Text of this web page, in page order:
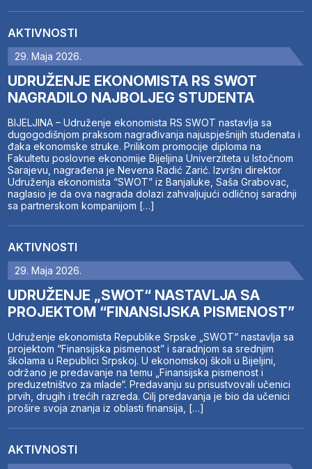
AKTIVNOSTI
29. Maja 2026.
UDRUŽENJE EKONOMISTA RS SWOT
NAGRADILO NAJBOLJEG STUDENTA
BIJELJINA – Udruženje ekonomista RS SWOT nastavlja sa
dugogodišnjom praksom nagrađivanja najuspješnijih studenata i
đaka ekonomske struke. Prilikom promocije diploma na
Fakultetu poslovne ekonomije Bijeljina Univerziteta u Istočnom
Sarajevu, nagrađena je Nevena Radić Zarić. Izvršni direktor
Udruženja ekonomista “SWOT” iz Banjaluke, Saša Grabovac,
naglasio je da ova nagrada dolazi zahvaljujući odličnoj saradnji
sa partnerskom kompanijom […]
AKTIVNOSTI
29. Maja 2026.
UDRUŽENJE „SWOT“ NASTAVLJA SA
PROJEKTOM “FINANSIJSKA PISMENOST”
Udruženje ekonomista Republike Srpske „SWOT“ nastavlja sa
projektom “Finansijska pismenost” i saradnjom sa srednjim
školama u Republici Srpskoj. U ekonomskoj školi u Bijeljini,
održano je predavanje na temu „Finansijska pismenost i
preduzetništvo za mlade“. Predavanju su prisustvovali učenici
prvih, drugih i trećih razreda. Cilj predavanja je bio da učenici
prošire svoja znanja iz oblasti finansija, […]
AKTIVNOSTI